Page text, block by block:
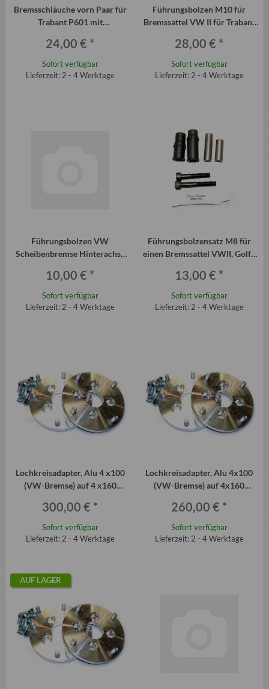
Bremsschläuche vorn Paar für
Trabant P601 mit
24,00 € *
Sofort verfügbar
Lieferzeit: 2 - 4 Werktage
Führungsbolzen M10 für
Bremssattel VW II für Trabant
28,00 € *
Sofort verfügbar
Lieferzeit: 2 - 4 Werktage
Führungsbolzen VW
Scheibenbremse Hinterachse
mm (Stück)
10,00 € *
Sofort verfügbar
Lieferzeit: 2 - 4 Werktage
Führungsbolzensatz M8 für
einen Bremssattel VWII, Golf I
13,00 € *
Sofort verfügbar
Lieferzeit: 2 - 4 Werktage
Lochkreisadapter, Alu 4 x100
(VW-Bremse) auf 4 x160
300,00 € *
Sofort verfügbar
Lieferzeit: 2 - 4 Werktage
Lochkreisadapter, Alu 4x100
(VW-Bremse) auf 4x160
260,00 € *
Sofort verfügbar
Lieferzeit: 2 - 4 Werktage
AUF LAGER